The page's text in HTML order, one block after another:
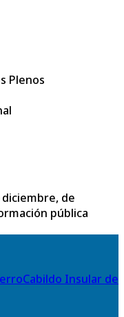
Plenos
diciembre, de
pública
Cabildo Insular de